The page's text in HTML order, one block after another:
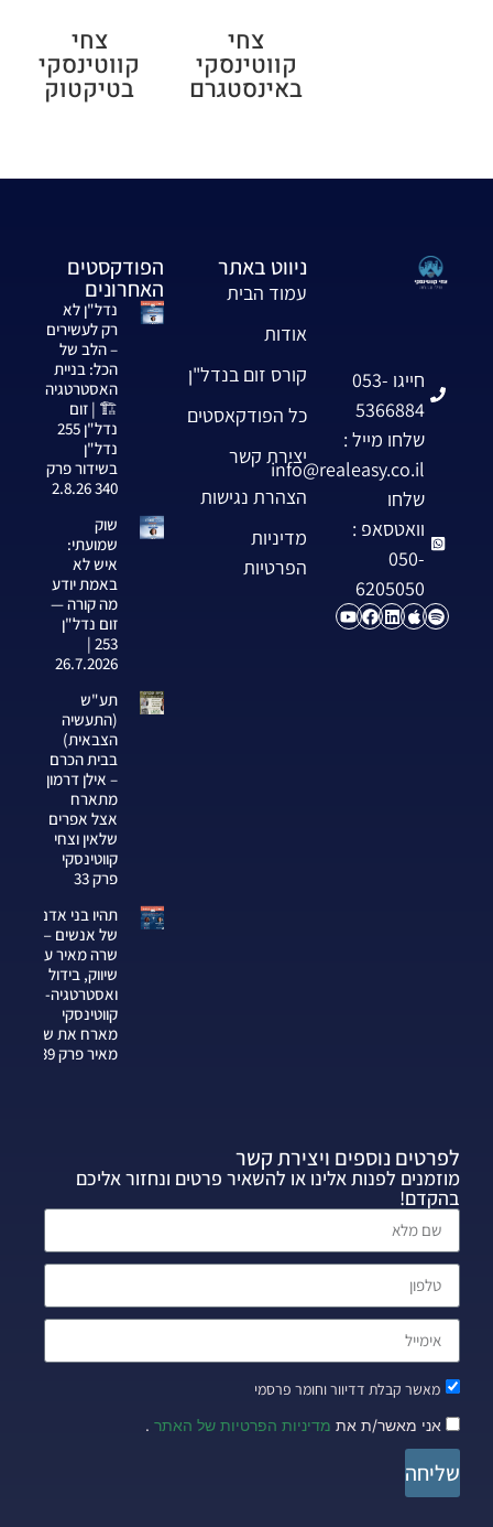
צחי
קווטינסקי
באינסטגרם
צחי
קווטינסקי
בטיקטוק
חייגו 053-
5366884
שלחו מייל :
info@realeasy.co.il
שלחו
וואטסאפ :
050-
6205050
ניווט באתר
עמוד הבית
אודות
קורס זום בנדל"ן
כל הפודקאסטים
יצירת קשר
הצהרת נגישות
מדיניות
הפרטיות
הפודקסטים
האחרונים
נדל"ן לא
רק לעשירים
– הלב של
הכל: בניית
האסטרטגיה
🏗️ | זום
נדל"ן 255
נדל"ן
בשידור פרק
340 2.8.26
שוק
שמועתי:
איש לא
באמת יודע
מה קורה —
זום נדל"ן
253 |
26.7.2026
תע"ש
(התעשיה
הצבאית)
בבית הכרם
– אילן דרמון
מתארח
אצל אפרים
שלאין וצחי
קווטינסקי
פרק 33
תהיו בני אדם
של אנשים —
שרה מאיר על
שיווק, בידול
ואסטרטגיה-צחי
קווטינסקי
מארח את שרה
מאיר פרק 339
לפרטים נוספים ויצירת קשר
מוזמנים לפנות אלינו או להשאיר פרטים ונחזור אליכם
בהקדם!
מאשר קבלת דדיוור וחומר פרסמי
אני מאשר/ת את מדיניות הפרטיות של האתר .
שליחה